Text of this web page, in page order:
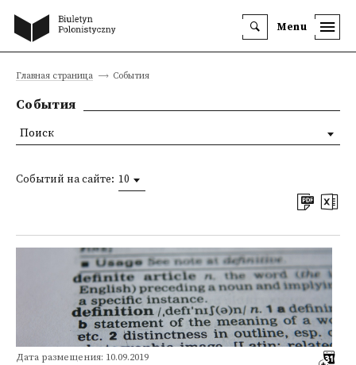
Menu
Главная страница События
События
Событий на сайте: 10
Дата размещения: 10.09.2019
Поиск